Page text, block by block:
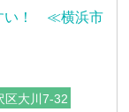
い！ ≪横浜市
区大川7-32